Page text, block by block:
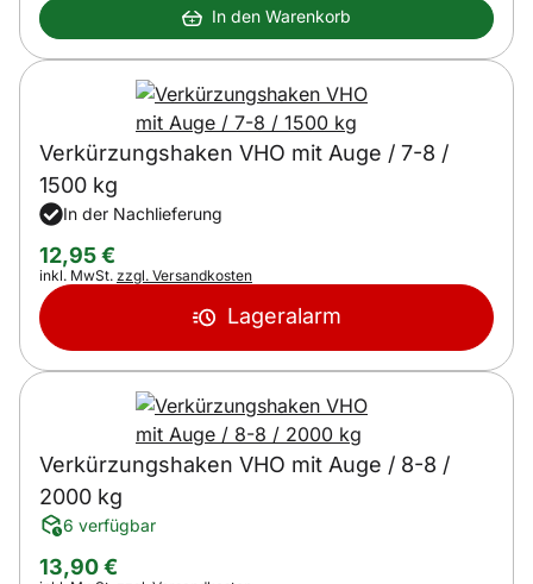
In den Warenkorb
Verkürzungshaken VHO mit Auge / 7-8 /
1500 kg
In der Nachlieferung
12,95€
Steuerhinweis:
inkl. MwSt. zzgl. Versandkosten
Lageralarm
Verkürzungshaken VHO mit Auge / 8-8 /
2000 kg
6 verfügbar
13,90€